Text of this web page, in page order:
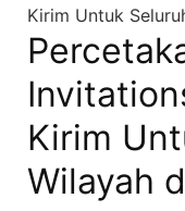
Kirim Untuk
Kirim
Wilayah